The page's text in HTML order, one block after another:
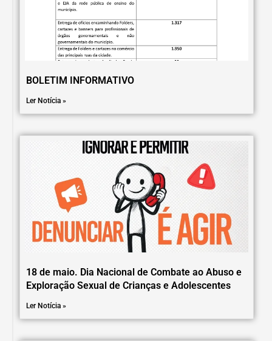
BOLETIM INFORMATIVO
Ler Notícia »
18 de maio. Dia Nacional de Combate ao Abuso e
Exploração Sexual de Crianças e Adolescentes
Ler Notícia »